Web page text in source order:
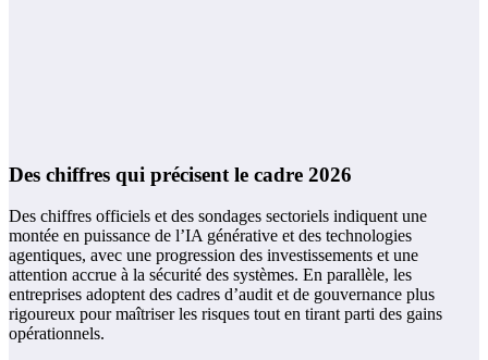
Des chiffres qui précisent le cadre 2026
Des chiffres officiels et des sondages sectoriels indiquent une
montée en puissance de l’IA générative et des technologies
agentiques, avec une progression des investissements et une
attention accrue à la sécurité des systèmes. En parallèle, les
entreprises adoptent des cadres d’audit et de gouvernance plus
rigoureux pour maîtriser les risques tout en tirant parti des gains
opérationnels.